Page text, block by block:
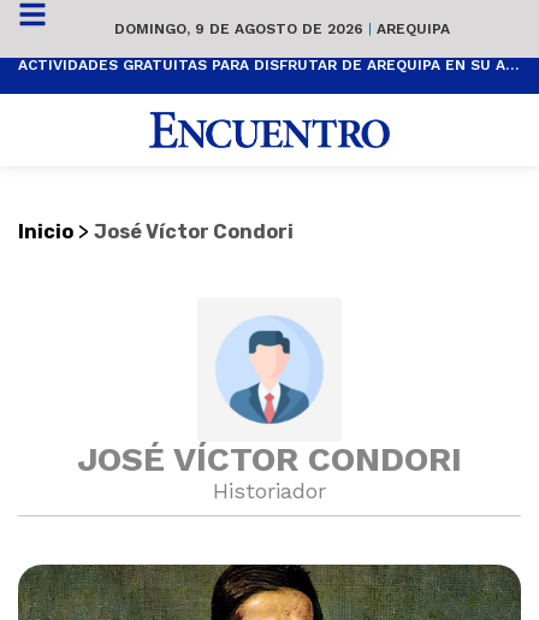
DOMINGO, 9 DE AGOSTO DE 2026 | AREQUIPA
ACTIVIDADES GRATUITAS PARA DISFRUTAR DE AREQUIPA EN SU ANIVERSARIO
Inicio > José Víctor Condori
JOSÉ VÍCTOR CONDORI
Historiador